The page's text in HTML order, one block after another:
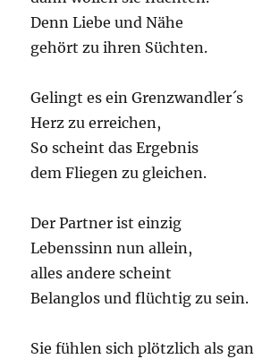
Denn Liebe und Nähe
gehört zu ihren Süchten.
Gelingt es ein Grenzwandler´s
Herz zu erreichen,
So scheint das Ergebnis
dem Fliegen zu gleichen.
Der Partner ist einzig
Lebenssinn nun allein,
alles andere scheint
Belanglos und flüchtig zu sein.
Sie fühlen sich plötzlich als